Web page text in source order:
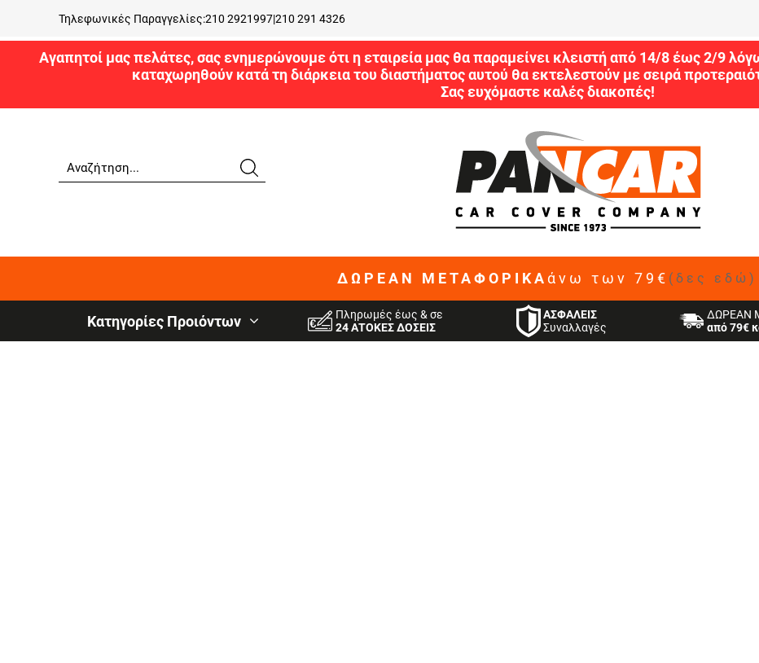
Τηλεφωνικές Παραγγελίες:210 2921997|210 291 4326
Αγαπητοί μας πελάτες, σας ενημερώνουμε ότι η εταιρεία μας θα παραμείνει κλειστή από 14/8 έως 2/9
καταχωρηθούν κατά τη διάρκεια του διαστήματος αυτού θα εκτελεστούν με σειρά
Σας ευχόμαστε καλές διακοπές!
ΔΩΡΕΑΝ ΜΕΤΑΦΟΡΙΚΑ άνω των 79€ (δες εδώ)
Κατηγορίες Προιόντων
Πληρωμές έως & σε
24 ΑΤΟΚΕΣ ΔΟΣΕΙΣ
ΑΣΦΑΛΕΙΣ
Συναλλαγές
ΔΩΡΕΑΝ
από 79€